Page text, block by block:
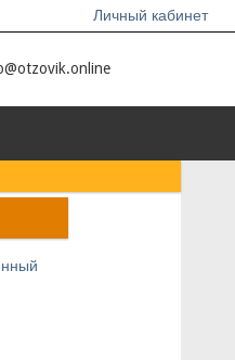
Личный кабинет